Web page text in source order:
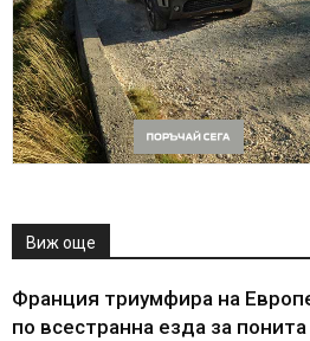
Виж още
Франция триумфира на
по всестранна езда за понита